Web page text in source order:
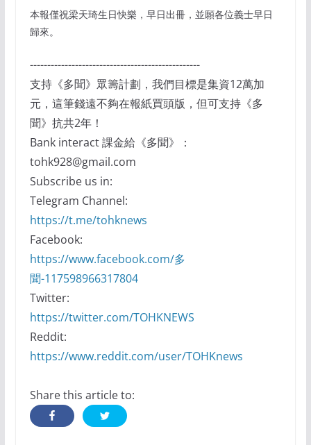
本報僅祝梁天琦生日快樂，早日出冊，並願各位義士早日
歸來。
-------------------------------------------------
支持《多聞》眾籌計劃，我們目標是集資12萬加
元，這筆錢遠不夠在報紙買頭版，但可支持《多
聞》抗共2年！
Bank interact 課金給《多聞》：
tohk928@gmail.com
Subscribe us in:
Telegram Channel:
https://t.me/tohknews
Facebook:
https://www.facebook.com/多
聞-117598966317804
Twitter:
https://twitter.com/TOHKNEWS
Reddit:
https://www.reddit.com/user/TOHKnews
Share this article to: